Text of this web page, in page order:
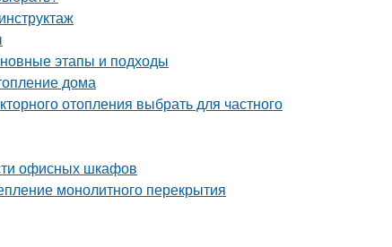
этапы и подходы
дома
отопления выбрать для частного
офисных шкафов
монолитного перекрытия